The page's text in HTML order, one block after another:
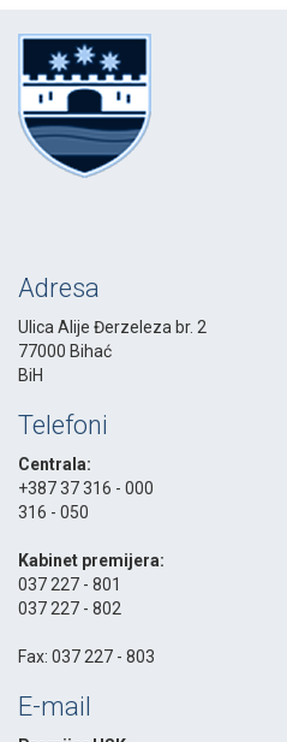
Adresa
Ulica Alije Đerzeleza br. 2
77000 Bihać
BiH
Telefoni
Centrala:
+387 37 316 - 000
316 - 050
Kabinet premijera:
037 227 - 801
037 227 - 802
Fax: 037 227 - 803
E-mail